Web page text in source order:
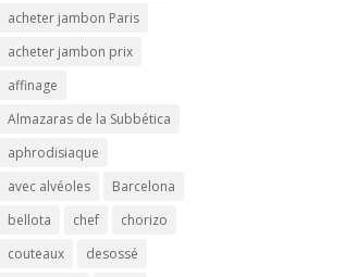
acheter jambon Paris
acheter jambon prix
affinage
Almazaras de la Subbética
aphrodisiaque
avec alvéoles
Barcelona
bellota
chef
chorizo
couteaux
desossé